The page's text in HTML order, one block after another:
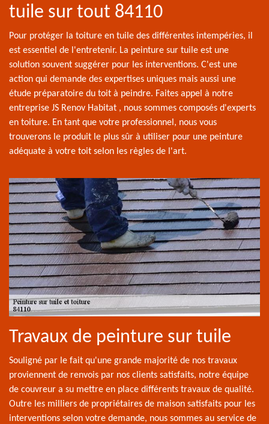
tuile sur tout 84110
Pour protéger la toiture en tuile des différentes intempéries, il
est essentiel de l'entretenir. La peinture sur tuile est une
solution souvent suggérer pour les interventions. C'est une
action qui demande des expertises uniques mais aussi une
étude préparatoire du toit à peindre. Faites appel à notre
entreprise JS Renov Habitat , nous sommes composés d'experts
en toiture. En tant que votre professionnel, nous vous
trouverons le produit le plus sûr à utiliser pour une peinture
adéquate à votre toit selon les règles de l'art.
Travaux de peinture sur tuile
Souligné par le fait qu'une grande majorité de nos travaux
proviennent de renvois par nos clients satisfaits, notre équipe
de couvreur a su mettre en place différents travaux de qualité.
Outre les milliers de propriétaires de maison satisfaits pour les
interventions selon votre demande, nous sommes au service de